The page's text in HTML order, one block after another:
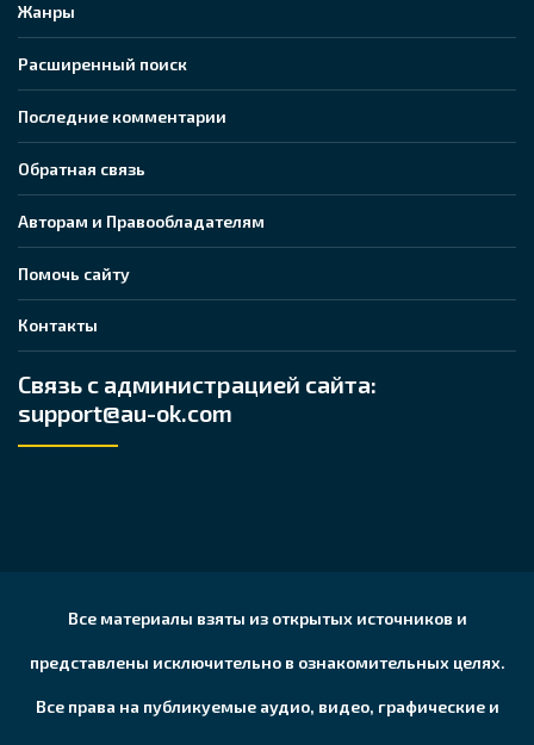
Жанры
Расширенный поиск
Последние комментарии
Обратная связь
Авторам и Правообладателям
Помочь сайту
Контакты
Связь с администрацией сайта:
support@au-ok.com
Все материалы взяты из открытых источников и
представлены исключительно в ознакомительных целях.
Все права на публикуемые аудио, видео, графические и